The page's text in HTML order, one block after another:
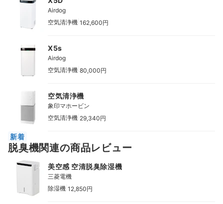
Airdog
空気清浄機 162,600円
X5s
Airdog
空気清浄機 80,000円
空気清浄機
象印マホービン
空気清浄機 29,340円
新着
脱臭機関連の商品レビュー
美空感 空清脱臭除湿機
三菱電機
除湿機 12,850円